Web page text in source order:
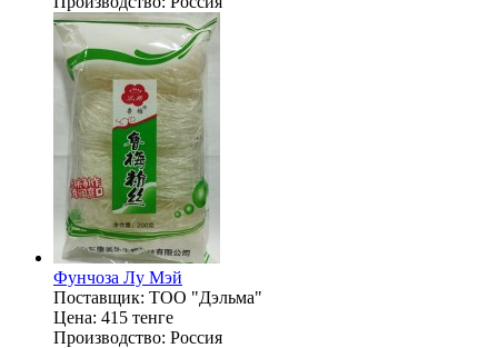
Фунчоза Лу Мэй
Поставщик: ТОО "Дэльма"
Цена: 415 тенге
Производство: Россия